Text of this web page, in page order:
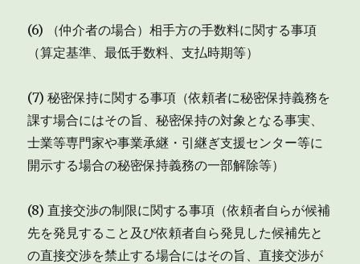
(6) （仲介者の場合）相手方の手数料に関する事項
（算定基準、最低手数料、支払時期等）
(7) 秘密保持に関する事項（依頼者に秘密保持義務を
課す場合にはその旨、秘密保持の対象となる事実、
士業等専門家や事業承継・引継ぎ支援センター等に
開示する場合の秘密保持義務の一部解除等）
(8) 直接交渉の制限に関する事項（依頼者自らが候補
先を発見すること及び依頼者自ら発見した候補先と
の直接交渉を禁止する場合にはその旨、直接交渉が